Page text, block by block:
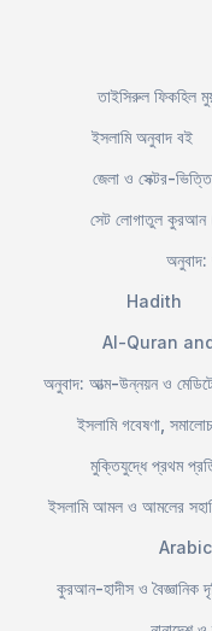
তাইসিরুল ফিকহিল
ইসলামি অনুবাদ বই
জেলা ও সেক্টর-
সেট লোগাতুল কুরআন
অনুবাদ:
Hadith
Al-Quran
অনুবাদ: আত্ম-উন্নয়ন ও
ইসলামি গবেষণা,
মুক্তিযুদ্ধে প্রথম
ইসলামি আমল ও আমলের
কুরআন-হাদীস ও বৈজ্ঞানিক